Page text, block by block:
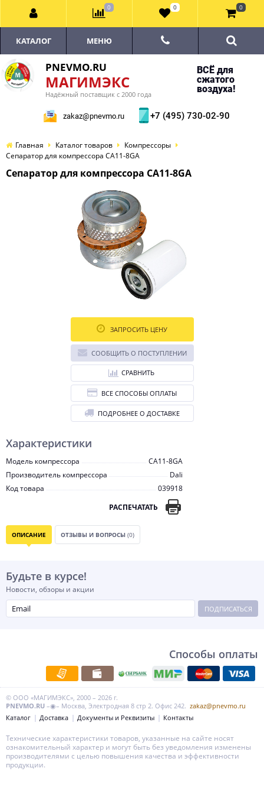
PNEVMO.RU
МАГИМЭКС
Надёжный поставщик с 2000 года
ВСЁ для
сжатого
воздуха!
zakaz@pnevmo.ru +7 (495) 730-02-90
КАТАЛОГ МЕНЮ
Главная Каталог товаров
Компрессоры
Сепаратор для компрессора CA11-8GA
Сепаратор для компрессора CA11-8GA
Характеристики
Модель компрессора
CA11-8GA
Производитель компрессора
Dali
Код товара
039918
РАСПЕЧАТАТЬ
ЗАПРОСИТЬ ЦЕНУ
СООБЩИТЬ О ПОСТУПЛЕНИИ
СРАВНИТЬ
ВСЕ СПОСОБЫ ОПЛАТЫ
ПОДРОБНЕЕ О ДОСТАВКЕ
ОПИСАНИЕ ОТЗЫВЫ И ВОПРОСЫ (0)
Будьте в курсе!
Новости, обзоры и акции
ПОДПИСАТЬСЯ
Способы оплаты
© ООО «МАГИМЭКС», 2000 – 2026 г.
PNEVMO.RU –◉– Москва, Электродная 8 стр 2. Офис 242. zakaz@pnevmo.ru
Каталог
Доставка Документы и Реквизиты Контакты
0 0 0
Технические характеристики товаров, указанные на сайте носят
ознакомительный характер и могут быть без уведомления изменены
производителями с целью повышения качества и эффективности
продукции.